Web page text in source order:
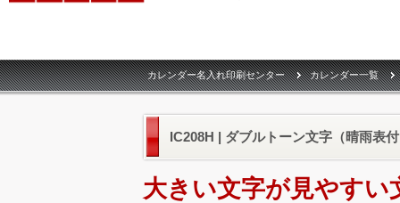
カレンダー名入れ印刷センター カレンダー一覧
IC208H | ダブルトーン文字（晴雨表
大きい文字が見やすい